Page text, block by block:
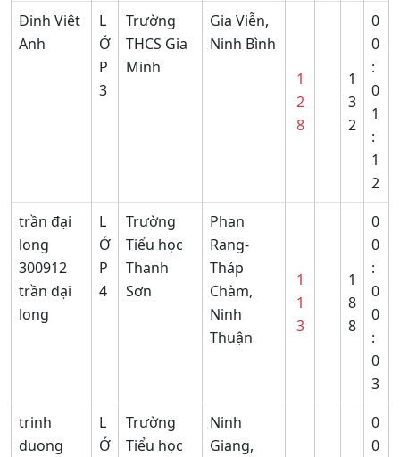
Đinh Viêt
Anh
L
Ớ
P
3
Trường
THCS Gia
Minh
Gia Viễn,
Ninh Bình
1
2
8
1
3
2
0
0
:
0
1
:
1
2
trần đại
long
300912
trần đại
long
L
Ớ
P
4
Trường
Tiểu học
Thanh
Sơn
Phan
Rang-
Tháp
Chàm,
Ninh
Thuận
1
1
3
1
8
8
0
0
:
0
0
:
0
3
trinh
duong
L
Ớ
Trường
Tiểu học
Ninh
Giang,
0
0